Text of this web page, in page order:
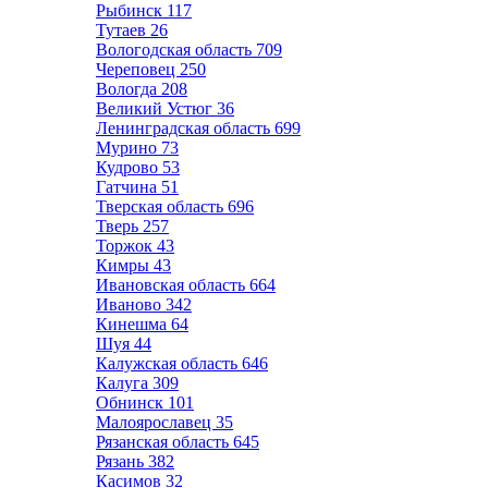
Рыбинск 117
Тутаев 26
Вологодская область 709
Череповец 250
Вологда 208
Великий Устюг 36
Ленинградская область 699
Мурино 73
Кудрово 53
Гатчина 51
Тверская область 696
Тверь 257
Торжок 43
Кимры 43
Ивановская область 664
Иваново 342
Кинешма 64
Шуя 44
Калужская область 646
Калуга 309
Обнинск 101
Малоярославец 35
Рязанская область 645
Рязань 382
Касимов 32